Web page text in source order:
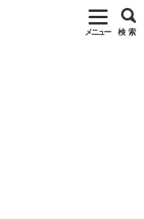
メニュー 検 索